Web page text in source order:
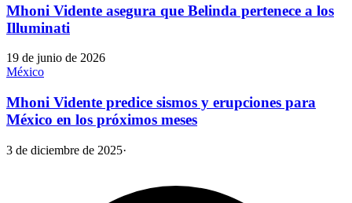
Mhoni Vidente asegura que Belinda pertenece a los
Illuminati
19 de junio de 2026
México
Mhoni Vidente predice sismos y erupciones para
México en los próximos meses
3 de diciembre de 2025·